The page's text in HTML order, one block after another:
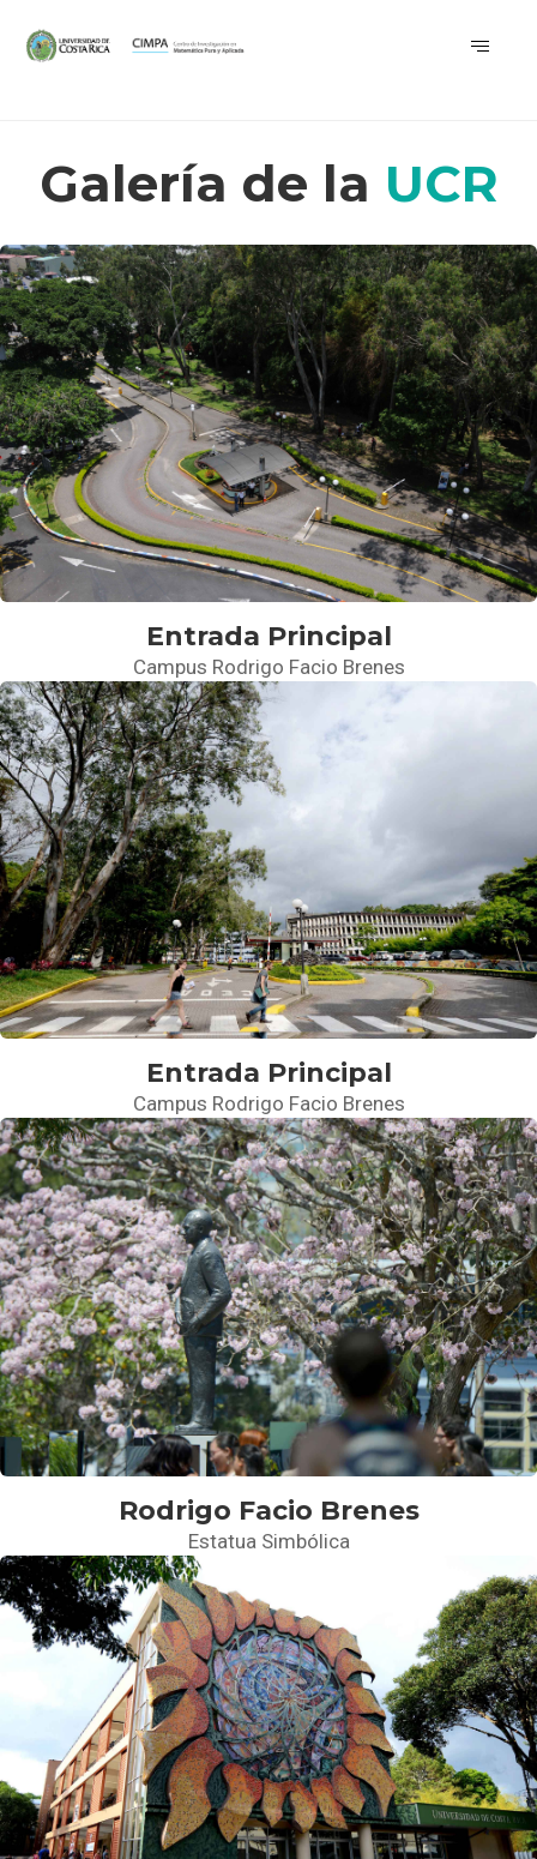
Galería de la UCR
Entrada Principal
Campus Rodrigo Facio Brenes
Entrada Principal
Campus Rodrigo Facio Brenes
Rodrigo Facio Brenes
Estatua Simbólica